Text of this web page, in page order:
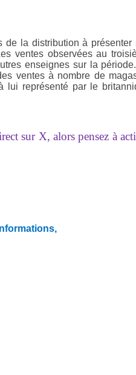
de la distribution à présenter
ventes observées au
enseignes sur la
ventes à nombre de
lui représenté par le
sur X, alors pensez à